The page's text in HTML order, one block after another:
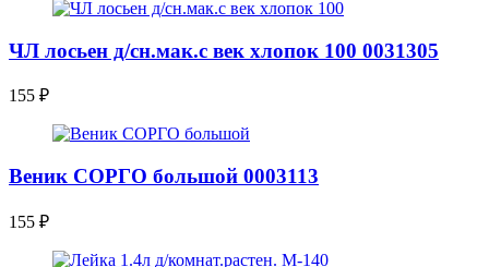
ЧЛ лосьен д/сн.мак.с век хлопок 100 0031305
155 ₽
Веник СОРГО большой 0003113
155 ₽